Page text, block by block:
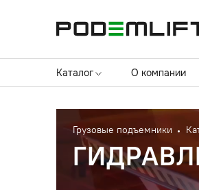
Каталог О компании
Грузовые подъемники